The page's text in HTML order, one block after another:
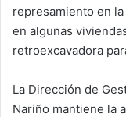
represamiento en
en algunas
retroexcavadora
La Dirección de
Nariño mantiene la